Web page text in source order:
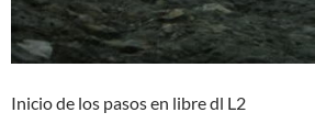
Inicio de los pasos en libre dl L2